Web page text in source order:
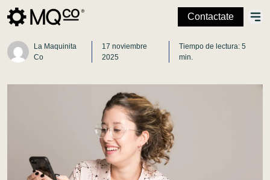
Contactate
La Maquinita
Co
17 noviembre
2025
Tiempo de lectura: 5
min.